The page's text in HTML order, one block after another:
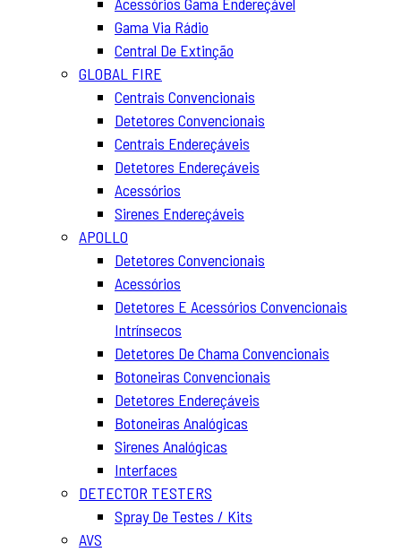
Gama Via Rádio
Central De Extinção
GLOBAL FIRE
Centrais Convencionais
Detetores Convencionais
Centrais Endereçáveis
Detetores Endereçáveis
Acessórios
Sirenes Endereçáveis
APOLLO
Detetores Convencionais
Acessórios
Detetores E Acessórios Convencionais
Intrínsecos
Detetores De Chama Convencionais
Botoneiras Convencionais
Detetores Endereçáveis
Botoneiras Analógicas
Sirenes Analógicas
Interfaces
DETECTOR TESTERS
Spray De Testes / Kits
AVS